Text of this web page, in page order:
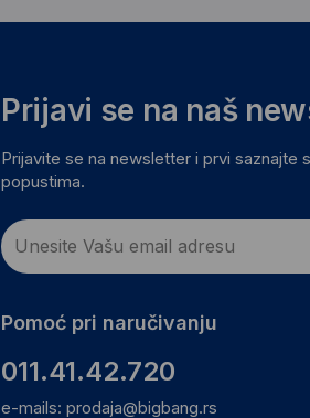
Prijavi se na naš
Prijavite se na newsletter i prvi saznajte
popustima.
Pomoć pri naručivanju
011.41.42.720
e-mails: prodaja@bigbang.rs